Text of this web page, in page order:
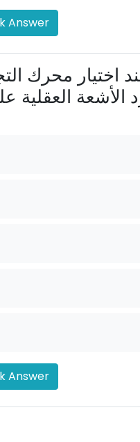
Answer
الأشعة العقلية
Answer